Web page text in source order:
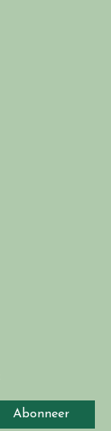
Abonneer